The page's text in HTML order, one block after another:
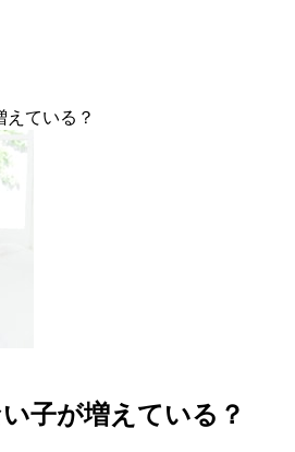
ている？
子が増えている？